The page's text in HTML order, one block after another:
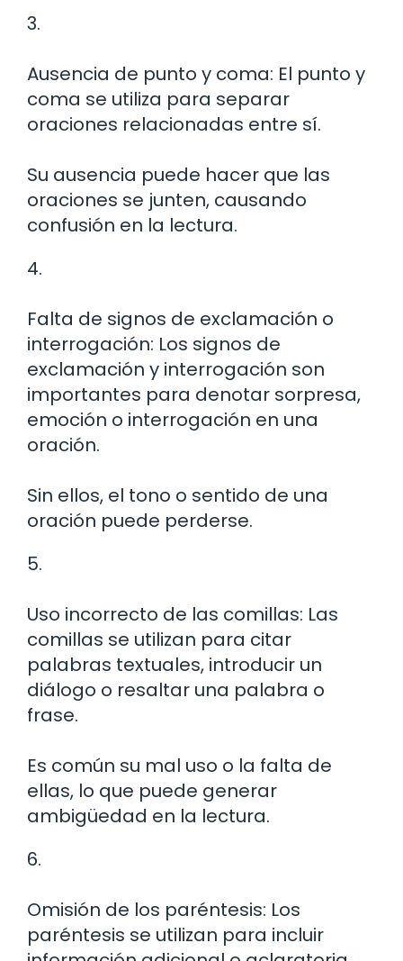
3.
Ausencia de punto y coma: El punto y
coma se utiliza para separar
oraciones relacionadas entre sí.
Su ausencia puede hacer que las
oraciones se junten, causando
confusión en la lectura.
4.
Falta de signos de exclamación o
interrogación: Los signos de
exclamación y interrogación son
importantes para denotar sorpresa,
emoción o interrogación en una
oración.
Sin ellos, el tono o sentido de una
oración puede perderse.
5.
Uso incorrecto de las comillas: Las
comillas se utilizan para citar
palabras textuales, introducir un
diálogo o resaltar una palabra o
frase.
Es común su mal uso o la falta de
ellas, lo que puede generar
ambigüedad en la lectura.
6.
Omisión de los paréntesis: Los
paréntesis se utilizan para incluir